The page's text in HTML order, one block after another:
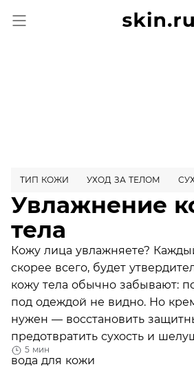
5 мин
ТИП КОЖИ УХОД ЗА ТЕЛОМ
Увлажнение
тела
Кожу лица увлажняете?
скорее всего, будет
кожу тела обычно забывают:
под одеждой не видно. Но
нужен — восстановить
предотвратить сухость и